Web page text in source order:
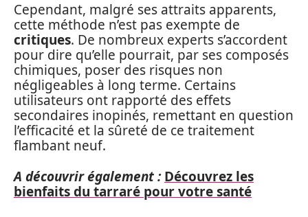
Cependant, malgré ses attraits apparents,
cette méthode n’est pas exempte de
critiques. De nombreux experts s’accordent
pour dire qu’elle pourrait, par ses composés
chimiques, poser des risques non
négligeables à long terme. Certains
utilisateurs ont rapporté des effets
secondaires inopinés, remettant en question
l’efficacité et la sûreté de ce traitement
flambant neuf.
A découvrir également : Découvrez les
bienfaits du tarraré pour votre santé